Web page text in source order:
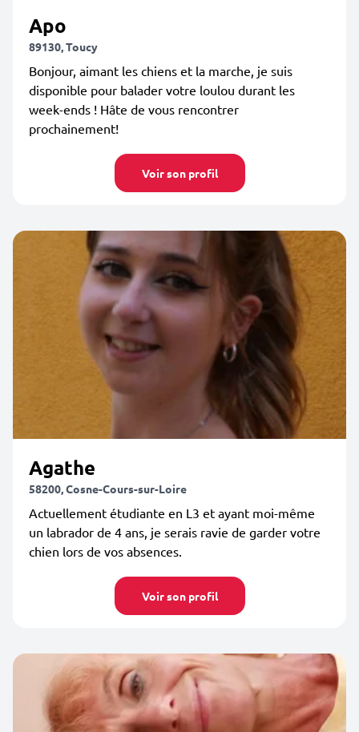
Apo
89130, Toucy
Bonjour, aimant les chiens et la marche, je suis
disponible pour balader votre loulou durant les
week-ends ! Hâte de vous rencontrer
prochainement!
Voir son profil
Agathe
58200, Cosne-Cours-sur-Loire
Actuellement étudiante en L3 et ayant moi-même
un labrador de 4 ans, je serais ravie de garder votre
chien lors de vos absences.
Voir son profil